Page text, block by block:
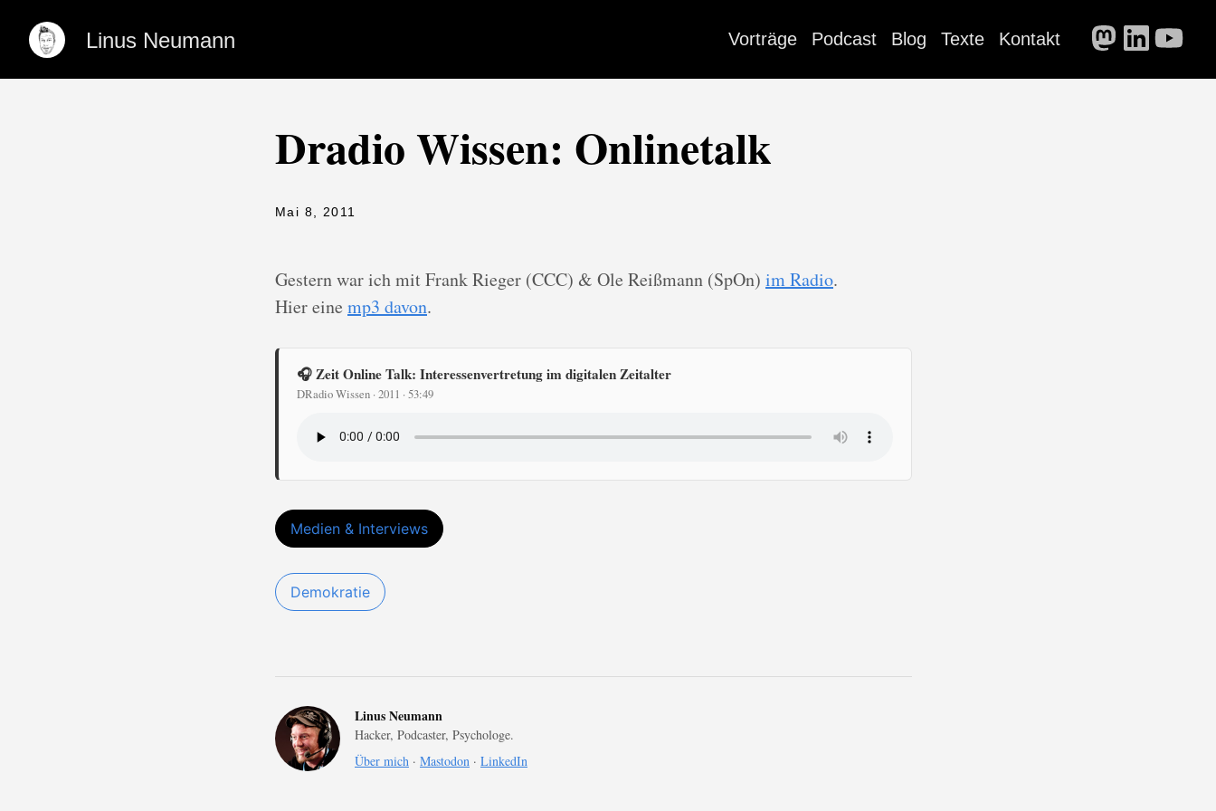
Linus Neumann Vorträge Podcast Blog Texte Kontakt
Dradio Wissen: Onlinetalk
Mai 8, 2011
Gestern war ich mit Frank Rieger (CCC) & Ole Reißmann (SpOn) im Radio.
Hier eine mp3 davon.
🎧 Zeit Online Talk: Interessenvertretung im digitalen Zeitalter
DRadio Wissen · 2011 · 53:49
Medien & Interviews
Demokratie
Linus Neumann
Hacker, Podcaster, Psychologe.
Über mich · Mastodon · LinkedIn